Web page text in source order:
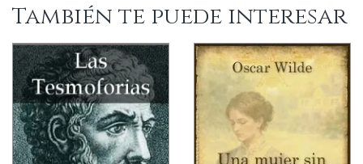
También te puede interesar